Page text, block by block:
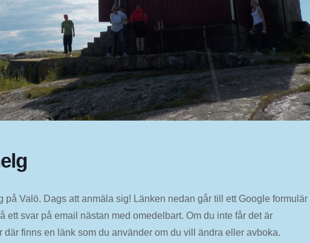
på Valö. Dags att anmäla sig! Länken nedan går till ett Google formulär
ett svar på email nästan med omedelbart. Om du inte får det är
där finns en länk som du använder om du vill ändra eller avboka.